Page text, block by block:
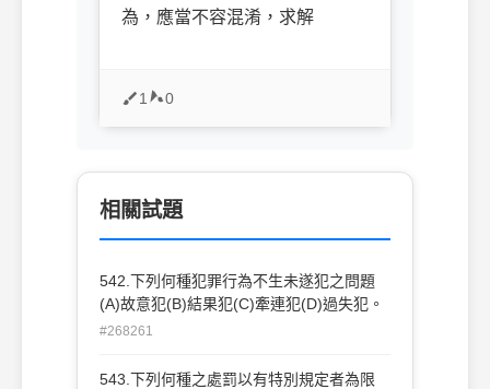
為，應當不容混淆，求解
1 0
相關試題
542.下列何種犯罪行為不生未遂犯之問題
(A)故意犯(B)結果犯(C)牽連犯(D)過失犯。
#268261
543.下列何種之處罰以有特別規定者為限